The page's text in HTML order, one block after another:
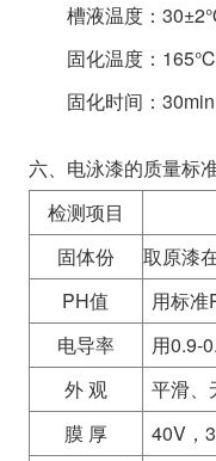
槽液温度：
固化温度：165℃
固化时间：30min
六、电泳漆的质量标
检测项目
固体份
取原漆
PH值
用标
电导率
用0.9-
外 观
平滑、
膜 厚
40V，